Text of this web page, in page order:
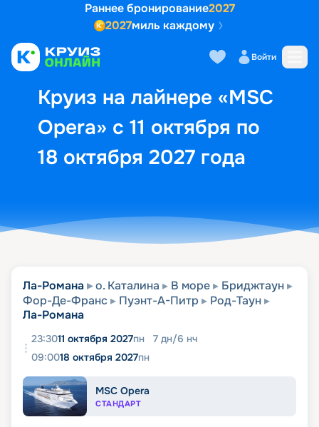
Раннее бронирование2027
2027миль каждому
Войти
Круиз на лайнере «MSC
Opera» с 11 октября по
18 октября 2027 года
Выбор кают Маршрут и
Ла-Романа о. Каталина В море
Бриджтаун
Фор-Де-Франс
Пуэнт-А-Питр
Род-Таун
Ла-Романа
23:3011 октября 2027пн 7 дн/6 нч
09:0018 октября 2027пн
MSC Opera
СТАНДАРТ